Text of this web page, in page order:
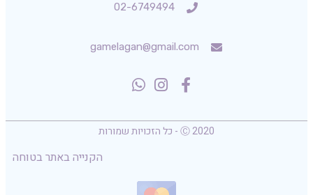
02-6749494
gamelagan@gmail.com
Ⓒ 2020 - כל הזכויות שמורות
הקנייה באתר בטוחה